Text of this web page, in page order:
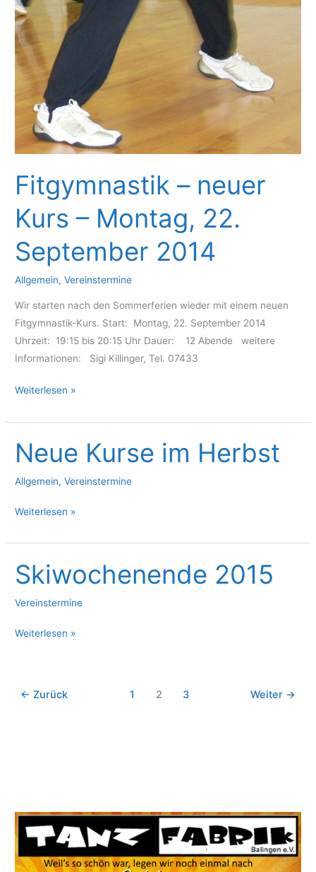
Fitgymnastik – neuer
Kurs – Montag, 22.
September 2014
Allgemein,Vereinstermine
Wir starten nach den Sommerferien wieder mit einem neuen
Fitgymnastik-Kurs. Start: Montag, 22. September 2014
Uhrzeit: 19:15 bis 20:15 Uhr Dauer: 12 Abende weitere
Informationen: Sigi Killinger, Tel. 07433
Fitgymnastik
neuer
Kurs
–
Montag,
September
Weiterlesen »
Neue Kurse im Herbst
Allgemein,Vereinstermine
Neue
im
Herbst
Weiterlesen »
Skiwochenende 2015
Vereinstermine
Skiwochenende
Weiterlesen »
← Zurück 1 2 3 Weiter →